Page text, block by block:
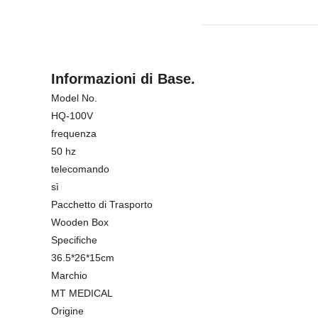
Informazioni di Base.
Model No.
HQ-100V
frequenza
50 hz
telecomando
sì
Pacchetto di Trasporto
Wooden Box
Specifiche
36.5*26*15cm
Marchio
MT MEDICAL
Origine